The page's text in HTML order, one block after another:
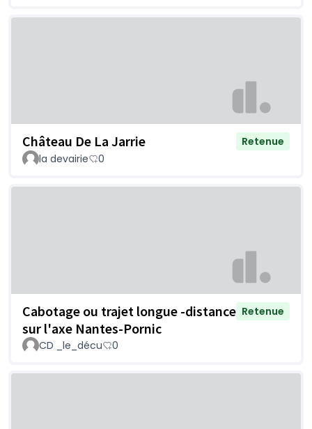
Château De La Jarrie
Retenue
la devairie
0
Cabotage ou trajet longue -distance
sur l'axe Nantes-Pornic
Retenue
CD _le_décu 0